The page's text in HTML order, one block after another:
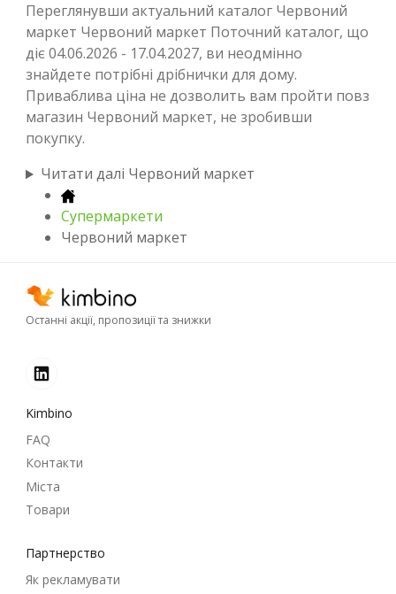
Переглянувши актуальний каталог Червоний
маркет Червоний маркет Поточний каталог, що
діє 04.06.2026 - 17.04.2027, ви неодмінно
знайдете потрібні дрібнички для дому.
Приваблива ціна не дозволить вам пройти повз
магазин Червоний маркет, не зробивши
покупку.
Читати далі Червоний маркет
Супермаркети
Червоний маркет
Останні акції, пропозиції та знижки
Kimbino
FAQ
Контакти
Міста
Товари
Партнерство
Як рекламувати